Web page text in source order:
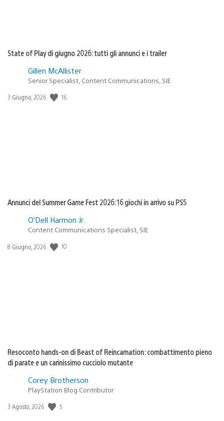
State of Play di giugno 2026: tutti gli annunci e i trailer
Gillen McAllister
Senior Specialist, Content Communications, SIE
Data
3 Giugno, 2026 16
Annunci del Summer Game Fest 2026: 16 giochi in arrivo su PS5
O’Dell Harmon Jr.
Content Communications Specialist, SIE
Data
8 Giugno, 2026 10
Resoconto hands-on di Beast of Reincarnation: combattimento pieno
di parate e un carinissimo cucciolo mutante
Corey Brotherson
PlayStation Blog Contributor
Data
3 Agosto, 2026 5